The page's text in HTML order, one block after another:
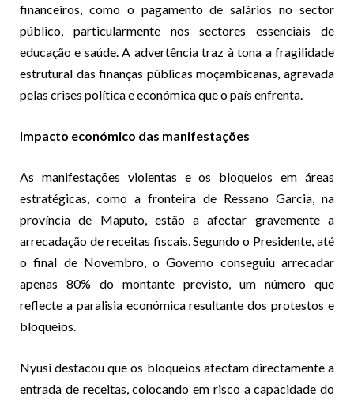
financeiros, como o pagamento de salários no sector
público, particularmente nos sectores essenciais de
educação e saúde. A advertência traz à tona a fragilidade
estrutural das finanças públicas moçambicanas, agravada
pelas crises política e económica que o país enfrenta.
Impacto económico das manifestações
As manifestações violentas e os bloqueios em áreas
estratégicas, como a fronteira de Ressano Garcia, na
província de Maputo, estão a afectar gravemente a
arrecadação de receitas fiscais. Segundo o Presidente, até
o final de Novembro, o Governo conseguiu arrecadar
apenas 80% do montante previsto, um número que
reflecte a paralisia económica resultante dos protestos e
bloqueios.
Nyusi destacou que os bloqueios afectam directamente a
entrada de receitas, colocando em risco a capacidade do